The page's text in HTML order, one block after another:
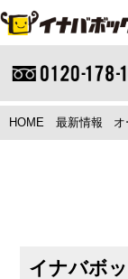
HOME 最新情報 オ
イナバボ